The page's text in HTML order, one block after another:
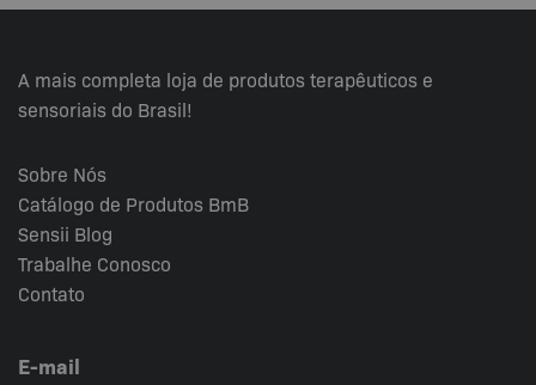
A mais completa loja de produtos terapêuticos e
sensoriais do Brasil!
Sobre Nós
Catálogo de Produtos BmB
Sensii Blog
Trabalhe Conosco
Contato
E-mail